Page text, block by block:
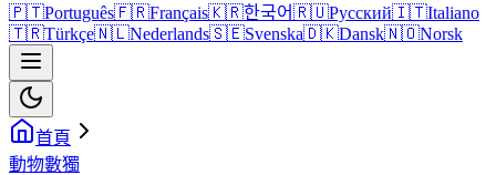
🇵🇹Português🇫🇷Français🇰🇷한국어🇷🇺Русский🇮🇹Italiano
🇹🇷Türkçe🇳🇱Nederlands🇸🇪Svenska🇩🇰Dansk🇳🇴Norsk
首頁
動物數獨